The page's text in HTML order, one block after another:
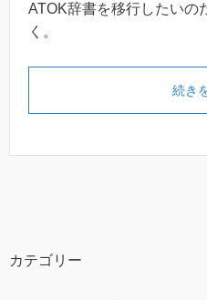
ATOK辞書を移行したいの
く。
続き
カテゴリー